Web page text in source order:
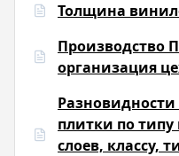
Толщина
Производство
организация
плитки по
слоев, классу,